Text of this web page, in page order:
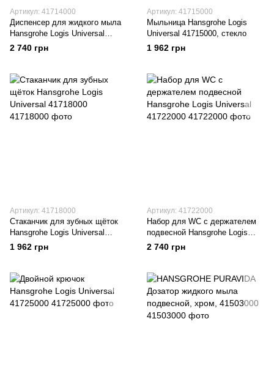
Артикул: 41714000
Диспенсер для жидкого мыла
Hansgrohe Logis Universal
41714000, 200 мл/2 мл
2 740 грн
Артикул: 41715000
Мыльница Hansgrohe Logis
Universal 41715000, стекло
1 962 грн
Артикул: 41718000
Стаканчик для зубных щёток
Hansgrohe Logis Universal
41718000
1 962 грн
Артикул: 41722000
Набор для WC с держателем
подвесной Hansgrohe Logis
Universal 41722000
2 740 грн